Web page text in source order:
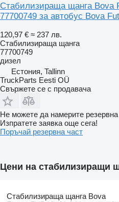
Стабилизираща щанга Bova
77700749 за автобус Bova
120,97 € ≈ 237 лв.
Стабилизираща щанга
77700749
дизел
Естония, Tallinn
TruckParts Eesti OÜ
Свържете се с продавача
Не можете да намерите резервна
Изпратете заявка още сега!
Поръчай резервна част
Цени на стабилизиращи
Стабилизираща щанга Bova